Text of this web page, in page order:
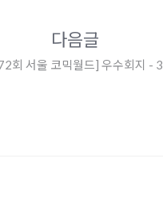
다음글
회 서울 코믹월드] 우수회지 - 3